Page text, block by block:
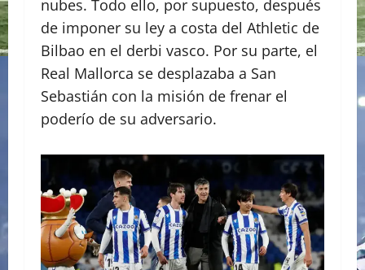
nubes. Todo ello, por supuesto, después
de imponer su ley a costa del Athletic de
Bilbao en el derbi vasco. Por su parte, el
Real Mallorca se desplazaba a San
Sebastián con la misión de frenar el
poderío de su adversario.